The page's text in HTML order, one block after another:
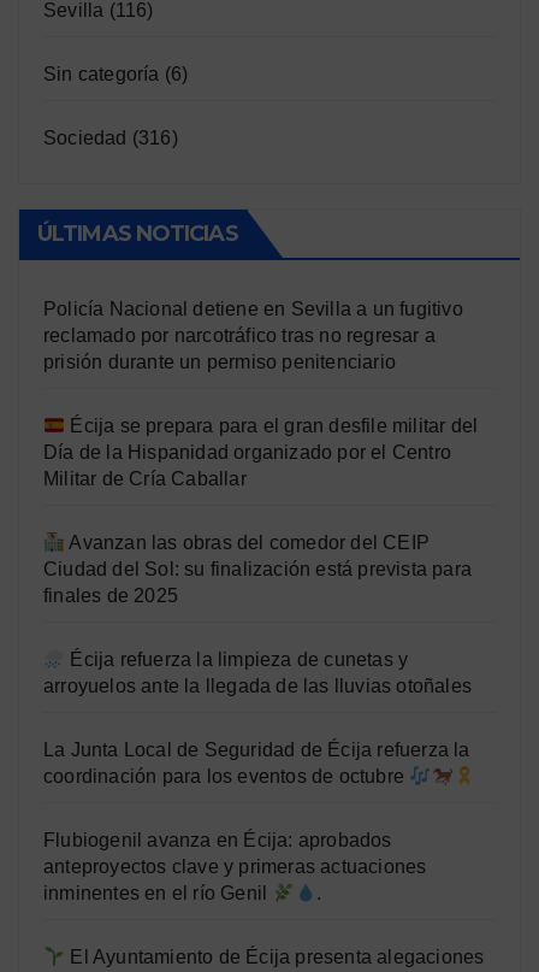
Sevilla (116)
Sin categoría (6)
Sociedad (316)
ÚLTIMAS NOTICIAS
Policía Nacional detiene en Sevilla a un fugitivo
reclamado por narcotráfico tras no regresar a
prisión durante un permiso penitenciario
Écija se prepara para el gran desfile militar del
Día de la Hispanidad organizado por el Centro
Militar de Cría Caballar
Avanzan las obras del comedor del CEIP
Ciudad del Sol: su finalización está prevista para
finales de 2025
Écija refuerza la limpieza de cunetas y
arroyuelos ante la llegada de las lluvias otoñales
La Junta Local de Seguridad de Écija refuerza la
coordinación para los eventos de octubre
Flubiogenil avanza en Écija: aprobados
anteproyectos clave y primeras actuaciones
inminentes en el río Genil
.
El Ayuntamiento de Écija presenta alegaciones